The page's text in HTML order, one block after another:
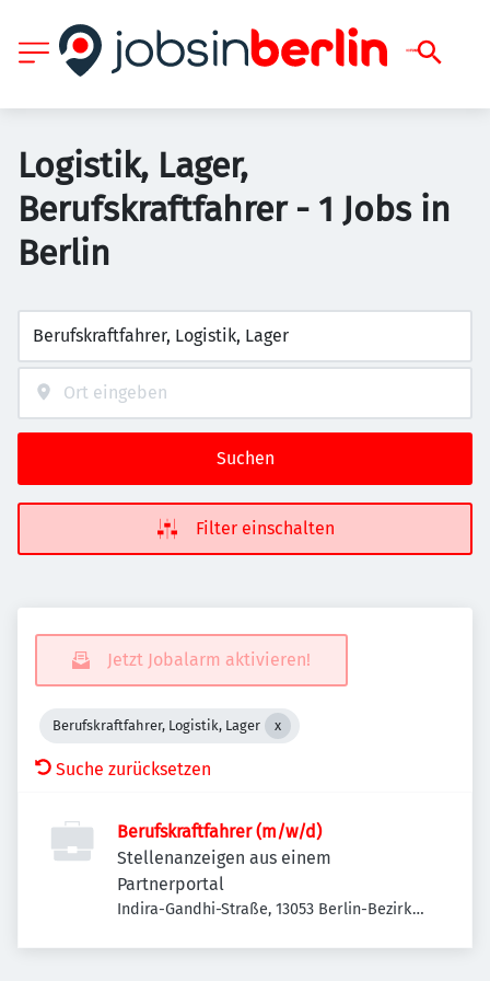
Logistik, Lager,
Berufskraftfahrer - 1 Jobs in
Berlin
Suchen
Filter einschalten
Jetzt Jobalarm aktivieren!
Berufskraftfahrer, Logistik, Lager
Suche zurücksetzen
Berufskraftfahrer (m/w/d)
Stellenanzeigen aus einem
Partnerportal
Indira-Gandhi-Straße, 13053 Berlin-Bezirk